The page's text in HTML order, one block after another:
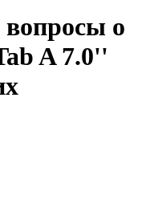
о
A 7.0''